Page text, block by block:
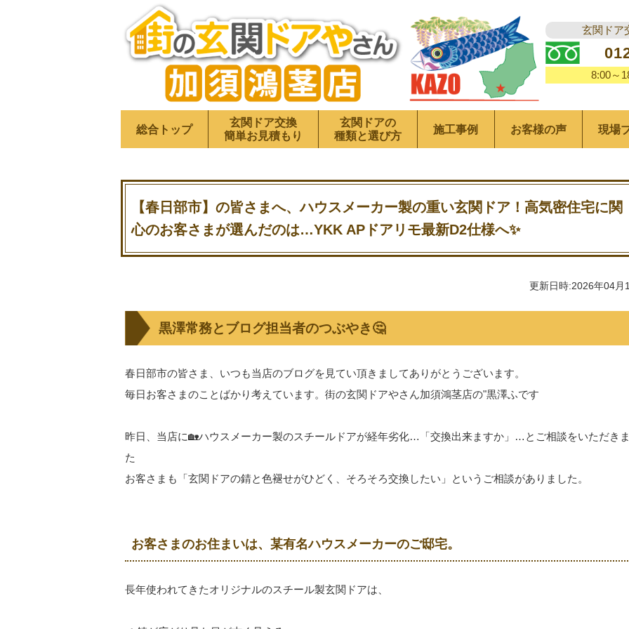
玄関ドア
8:00～
総合トップ
玄関ドア交換
簡単お見積もり
玄関ドアの
種類と選び方
施工事例 お客様の声 現場
【春日部市】の皆さまへ、ハウスメーカー製の重い玄関ドア！高気密住宅に関
心のお客さまが選んだのは…YKK APドアリモ最新D2仕様へ✨
更新日時:2026年04月
黒澤常務とブログ担当者のつぶやき🤔
春日部市の皆さま、いつも当店のブログを見てい頂きましてありがとうございます。
毎日お客さまのことばかり考えています。街の玄関ドアやさん加須鴻茎店の"黒澤ふです
昨日、当店に🏡ハウスメーカー製のスチールドアが経年劣化…「交換出来ますか」…とご相談をいただき
た
お客さまも「玄関ドアの錆と色褪せがひどく、そろそろ交換したい」というご相談がありました。
お客さまのお住まいは、某有名ハウスメーカーのご邸宅。
長年使われてきたオリジナルのスチール製玄関ドアは、